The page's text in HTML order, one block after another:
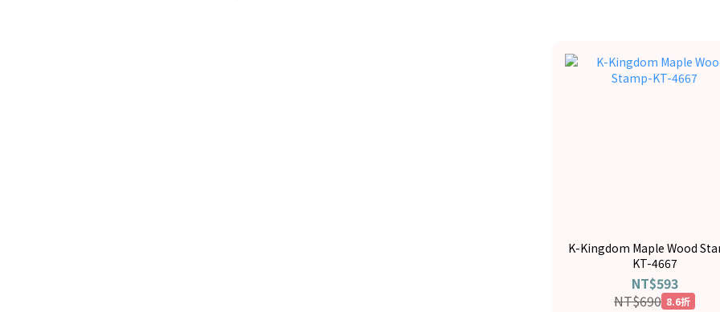
K-Kingdom Maple Wood
KT-4667
NT$593
NT$690 8.6折